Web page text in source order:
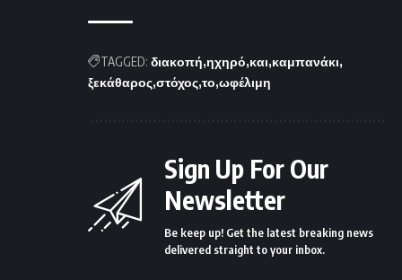
TAGGED: διακοπή ηχηρό και καμπανάκι
ξεκάθαρος στόχος το ωφέλιμη
Sign Up For Our
Newsletter
Be keep up! Get the latest breaking news
delivered straight to your inbox.